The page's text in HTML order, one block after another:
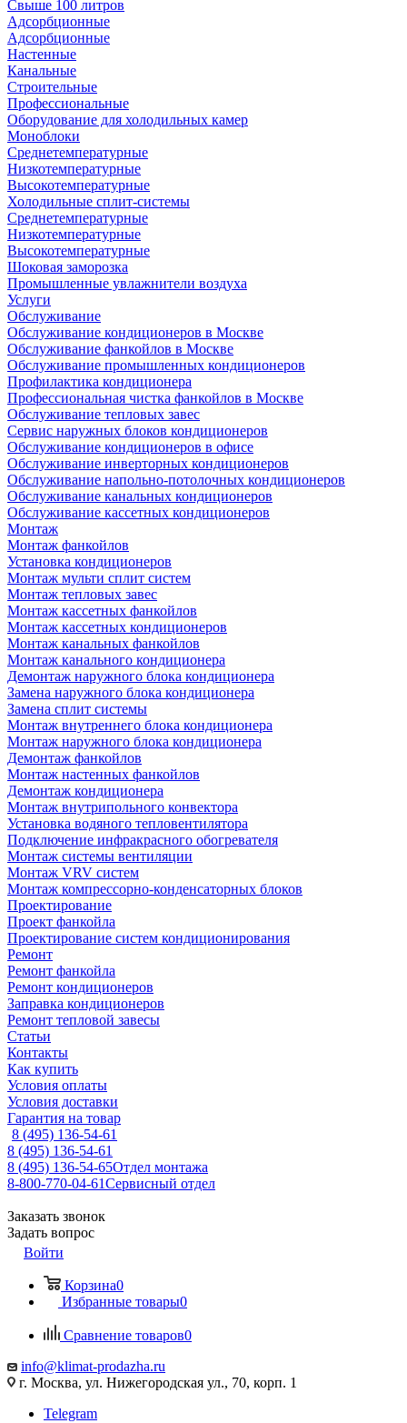
Свыше 100 литров
Адсорбционные
Адсорбционные
Настенные
Канальные
Строительные
Профессиональные
Оборудование для холодильных камер
Моноблоки
Среднетемпературные
Низкотемпературные
Высокотемпературные
Холодильные сплит-системы
Среднетемпературные
Низкотемпературные
Высокотемпературные
Шоковая заморозка
Промышленные увлажнители воздуха
Услуги
Обслуживание
Обслуживание кондиционеров в Москве
Обслуживание фанкойлов в Москве
Обслуживание промышленных кондиционеров
Профилактика кондиционера
Профессиональная чистка фанкойлов в Москве
Обслуживание тепловых завес
Сервис наружных блоков кондиционеров
Обслуживание кондиционеров в офисе
Обслуживание инверторных кондиционеров
Обслуживание напольно-потолочных кондиционеров
Обслуживание канальных кондиционеров
Обслуживание кассетных кондиционеров
Монтаж
Монтаж фанкойлов
Установка кондиционеров
Монтаж мульти сплит систем
Монтаж тепловых завес
Монтаж кассетных фанкойлов
Монтаж кассетных кондиционеров
Монтаж канальных фанкойлов
Монтаж канального кондиционера
Демонтаж наружного блока кондиционера
Замена наружного блока кондиционера
Замена сплит системы
Монтаж внутреннего блока кондиционера
Монтаж наружного блока кондиционера
Демонтаж фанкойлов
Монтаж настенных фанкойлов
Демонтаж кондиционера
Монтаж внутрипольного конвектора
Установка водяного тепловентилятора
Подключение инфракрасного обогревателя
Монтаж системы вентиляции
Монтаж VRV систем
Монтаж компрессорно-конденсаторных блоков
Проектирование
Проект фанкойла
Проектирование систем кондиционирования
Ремонт
Ремонт фанкойла
Ремонт кондиционеров
Заправка кондиционеров
Ремонт тепловой завесы
Статьи
Контакты
Как купить
Условия оплаты
Условия доставки
Гарантия на товар
8 (495) 136-54-61
8 (495) 136-54-61
8 (495) 136-54-65Отдел монтажа
8-800-770-04-61Сервисный отдел
Заказать звонок
Задать вопрос
Войти
Корзина0
Избранные товары0
Сравнение товаров0
info@klimat-prodazha.ru
г. Москва, ул. Нижегородская ул., 70, корп. 1
Telegram